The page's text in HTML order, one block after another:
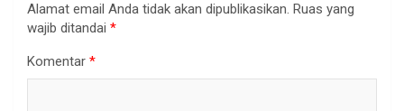
Alamat email Anda tidak akan dipublikasikan. Ruas yang
wajib ditandai *
Komentar *